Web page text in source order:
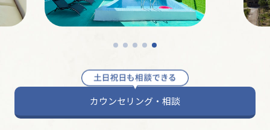
カウンセリング・相談